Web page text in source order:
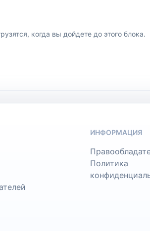
когда вы дойдете до этого блока.
ИНФОРМАЦИЯ
Политика